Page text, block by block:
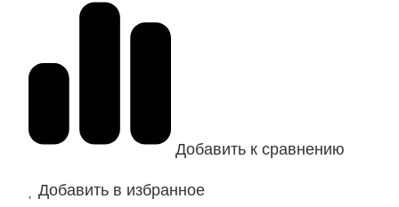
Добавить к сравнению
Добавить в избранное